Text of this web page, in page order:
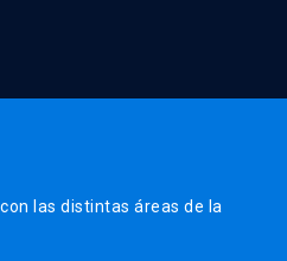
las distintas áreas de la